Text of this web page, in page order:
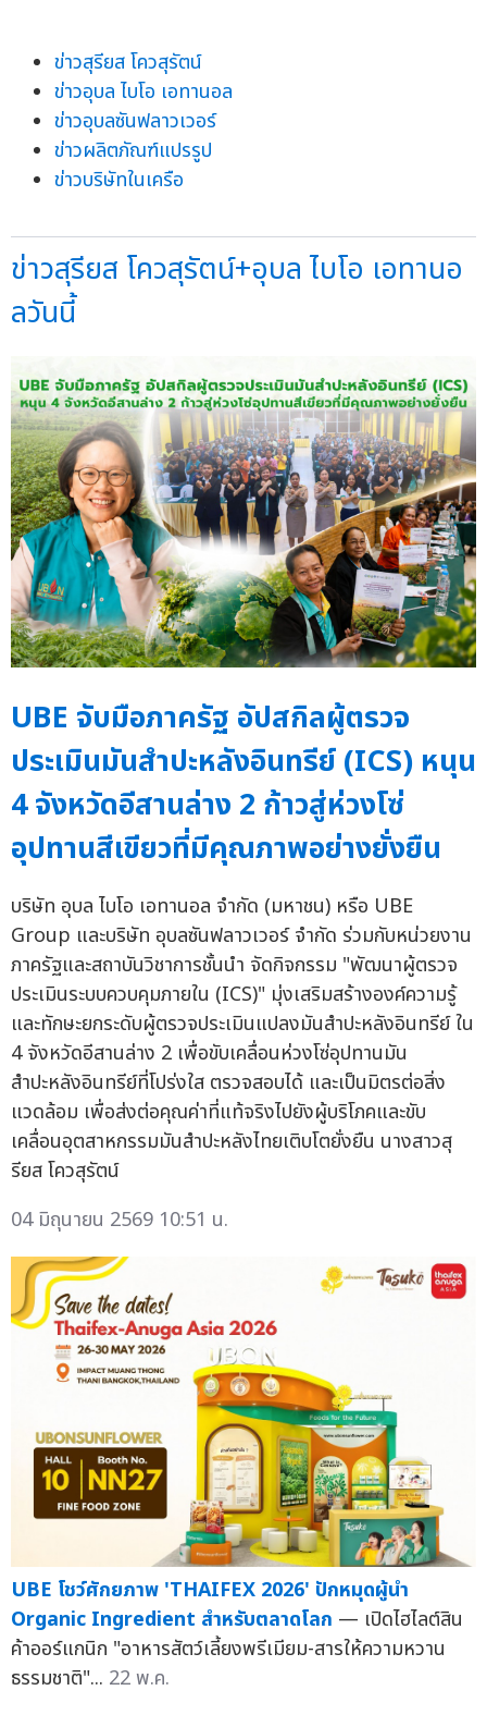
ข่าวสุรียส โควสุรัตน์
ข่าวอุบล ไบโอ เอทานอล
ข่าวอุบลซันฟลาวเวอร์
ข่าวผลิตภัณฑ์แปรรูป
ข่าวบริษัทในเครือ
ข่าวสุรียส โควสุรัตน์+อุบล ไบโอ เอทานอ
ลวันนี้
UBE จับมือภาครัฐ อัปสกิลผู้ตรวจ
ประเมินมันสำปะหลังอินทรีย์ (ICS) หนุน
4 จังหวัดอีสานล่าง 2 ก้าวสู่ห่วงโซ่
อุปทานสีเขียวที่มีคุณภาพอย่างยั่งยืน
บริษัท อุบล ไบโอ เอทานอล จำกัด (มหาชน) หรือ UBE
Group และบริษัท อุบลซันฟลาวเวอร์ จำกัด ร่วมกับหน่วยงาน
ภาครัฐและสถาบันวิชาการชั้นนำ จัดกิจกรรม "พัฒนาผู้ตรวจ
ประเมินระบบควบคุมภายใน (ICS)" มุ่งเสริมสร้างองค์ความรู้
และทักษะยกระดับผู้ตรวจประเมินแปลงมันสำปะหลังอินทรีย์ ใน
4 จังหวัดอีสานล่าง 2 เพื่อขับเคลื่อนห่วงโซ่อุปทานมัน
สำปะหลังอินทรีย์ที่โปร่งใส ตรวจสอบได้ และเป็นมิตรต่อสิ่ง
แวดล้อม เพื่อส่งต่อคุณค่าที่แท้จริงไปยังผู้บริโภคและขับ
เคลื่อนอุตสาหกรรมมันสำปะหลังไทยเติบโตยั่งยืน นางสาวสุ
รียส โควสุรัตน์
04 มิถุนายน 2569 10:51 น.
UBE โชว์ศักยภาพ 'THAIFEX 2026' ปักหมุดผู้นำ
Organic Ingredient สำหรับตลาดโลก — เปิดไฮไลต์สิน
ค้าออร์แกนิก "อาหารสัตว์เลี้ยงพรีเมียม-สารให้ความหวาน
ธรรมชาติ"... 22 พ.ค.